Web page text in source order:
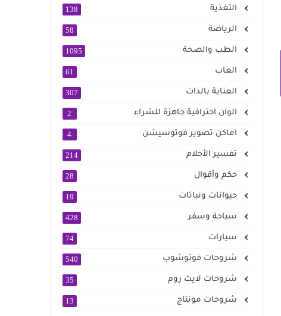
التغذية 138
الرياضة 58
الطب والصحة 1095
العاب 61
العناية بالذات 307
الوان احترافية جاهزة للشراء 2
اماكن تصوير فوتوسيشن 4
تفسير الأحلام 214
حكم وأقوال 28
حيوانات ونباتات 19
سياحة وسفر 428
سيارات 74
شروحات فوتوشوب 540
شروحات لايت روم 35
شروحات مونتاج 13